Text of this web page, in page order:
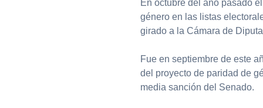
En octubre del año pasado
género en las listas
girado a la Cámara de
Fue en septiembre de este
del proyecto de paridad de
media sanción del Senado.